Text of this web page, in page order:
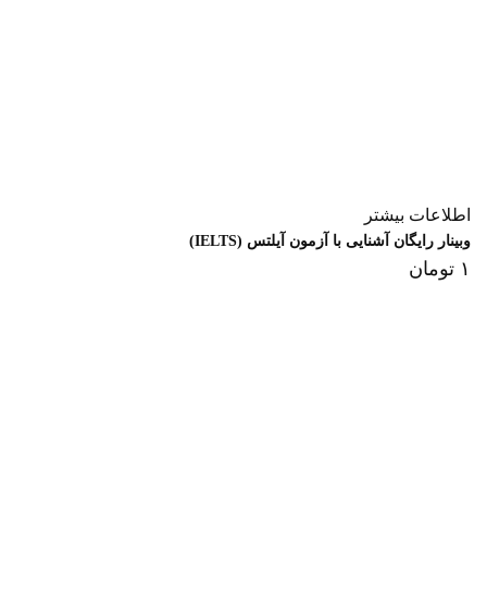
اطلاعات بیشتر
وبینار رایگان آشنایی با آزمون آیلتس (IELTS)
۱ تومان